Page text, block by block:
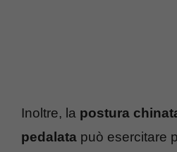
Inoltre, la postura
pedalata può esercitare